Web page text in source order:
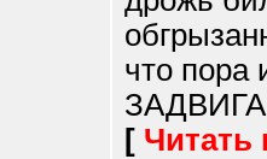
что
[ Читать